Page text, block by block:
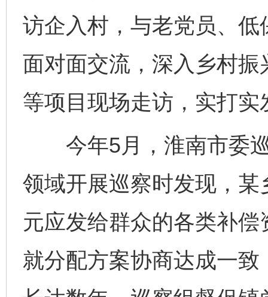
访企入村，与老党员、
面对面交流，深入乡村
等项目现场走访，实打
今年5月，淮南市委巡
领域开展巡察时发现，
元应发给群众的各类补
就分配方案协商达成一